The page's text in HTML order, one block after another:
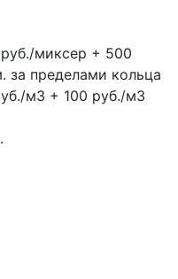
миксер + 500
за пределами кольца
м3 + 100 руб./м3